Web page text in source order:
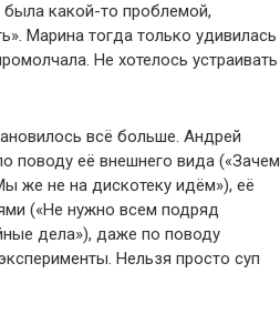
какой-то проблемой,
Марина тогда только удивилась
Не хотелось устраивать
всё больше. Андрей
поводу её внешнего вида («Зачем
же не на дискотеку идём»), её
(«Не нужно всем подряд
дела»), даже по поводу
Нельзя просто суп